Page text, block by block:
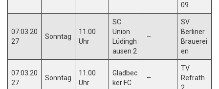
09
07.03.20
27
Sonntag
11.00
Uhr
SC
Union
Lüdingh
ausen 2
–
SV
Berliner
Brauerei
en
07.03.20
27
Sonntag
11.00
Uhr
Gladbec
ker FC
–
TV
Refrath
2